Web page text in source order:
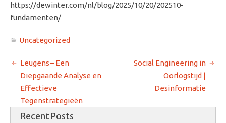
https://dewinter.com/nl/blog/2025/10/20/202510-
fundamenten/
Uncategorized
Leugens – Een
Diepgaande Analyse en
Effectieve
Tegenstrategieën
Social Engineering in
Oorlogstijd |
Desinformatie
Recent Posts